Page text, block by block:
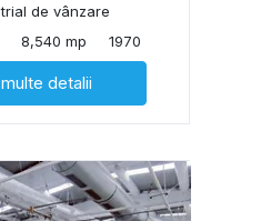
de vânzare
8,540 mp 1970
detalii